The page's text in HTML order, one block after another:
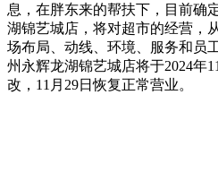
息，在胖东来的帮扶下，目前确
湖锦艺城店，将对超市的经营，
场布局、动线、环境、服务和员
州永辉龙湖锦艺城店将于2024年
改，11月29日恢复正常营业。